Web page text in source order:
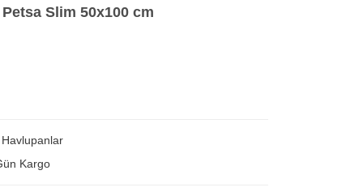
Slim 50x100 cm
Havlupanlar
Kargo